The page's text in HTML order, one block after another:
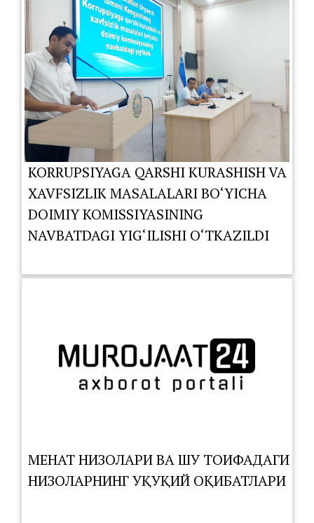
KORRUPSIYAGA QARSHI KURASHISH VA
XAVFSIZLIK MASALALARI BO‘YICHA
DOIMIY KOMISSIYASINING
NAVBATDAGI YIG‘ILISHI O‘TKAZILDI
МЕҲНАТ НИЗОЛАРИ ВА ШУ ТОИФАДАГИ
НИЗОЛАРНИНГ ҲУҚУҚИЙ ОҚИБАТЛАРИ